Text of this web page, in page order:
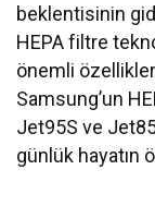
beklentisinin
HEPA filtre
önemli
Samsung’un
Jet95S ve
günlük hayatın